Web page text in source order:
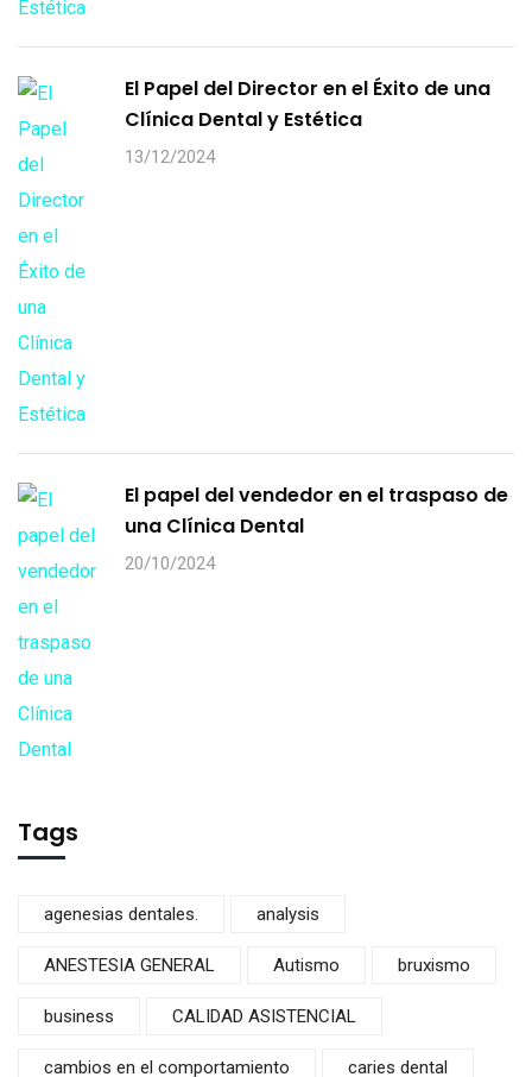
El Papel del Director en el Éxito de una
Clínica Dental y Estética
13/12/2024
El papel del vendedor en el traspaso de
una Clínica Dental
20/10/2024
Tags
agenesias dentales. analysis
ANESTESIA GENERAL Autismo bruxismo
business CALIDAD ASISTENCIAL
cambios en el comportamiento caries dental